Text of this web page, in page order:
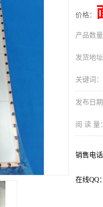
价格：
产品数量
发货地址
关键词：
发布日期
阅 读 量：
销售电话
在线QQ：